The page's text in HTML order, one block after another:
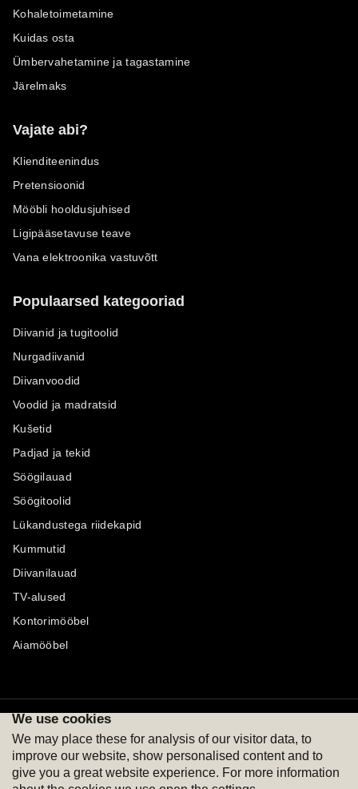
Kohaletoimetamine
Kuidas osta
Ümbervahetamine ja tagastamine
Järelmaks
Vajate abi?
Klienditeenindus
Pretensioonid
Mööbli hooldusjuhised
Ligipääsetavuse teave
Vana elektroonika vastuvõtt
Populaarsed kategooriad
Diivanid ja tugitoolid
Nurgadiivanid
Diivanvoodid
Voodid ja madratsid
Kušetid
Padjad ja tekid
Söögilauad
Söögitoolid
Lükandustega riidekapid
Kummutid
Diivanilauad
TV-alused
Kontorimööbel
Aiamööbel
Maksevõimalused
We use cookies
We may place these for analysis of our visitor data, to
improve our website, show personalised content and to
give you a great website experience. For more information